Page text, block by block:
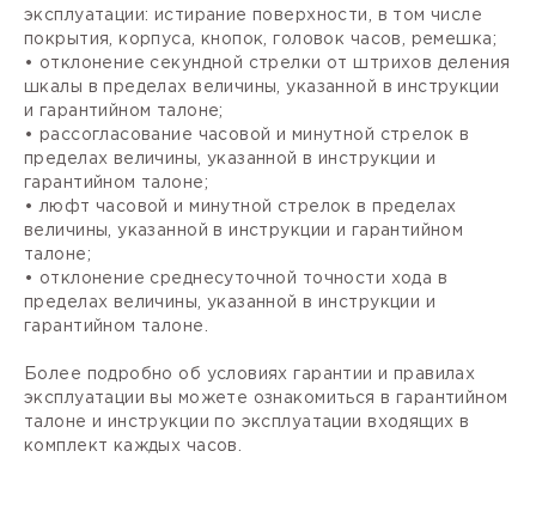
эксплуатации: истирание поверхности, в том числе
покрытия, корпуса, кнопок, головок часов, ремешка;
• отклонение секундной стрелки от штрихов деления
шкалы в пределах величины, указанной в инструкции
и гарантийном талоне;
• рассогласование часовой и минутной стрелок в
пределах величины, указанной в инструкции и
гарантийном талоне;
• люфт часовой и минутной стрелок в пределах
величины, указанной в инструкции и гарантийном
талоне;
• отклонение среднесуточной точности хода в
пределах величины, указанной в инструкции и
гарантийном талоне.
Более подробно об условиях гарантии и правилах
эксплуатации вы можете ознакомиться в гарантийном
талоне и инструкции по эксплуатации входящих в
комплект каждых часов.